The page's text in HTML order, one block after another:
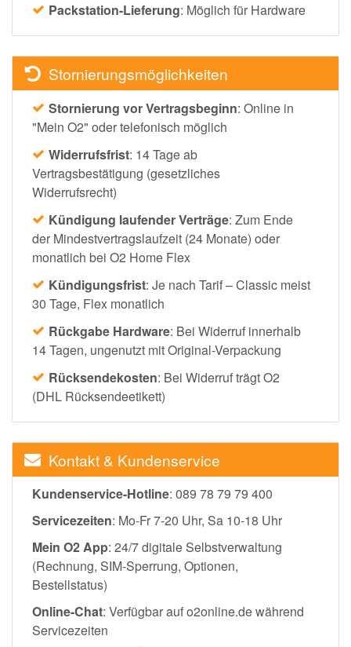
Packstation-Lieferung: Möglich für Hardware
Stornierungsmöglichkeiten
Stornierung vor Vertragsbeginn: Online in
"Mein O2" oder telefonisch möglich
Widerrufsfrist: 14 Tage ab
Vertragsbestätigung (gesetzliches
Widerrufsrecht)
Kündigung laufender Verträge: Zum Ende
der Mindestvertragslaufzeit (24 Monate) oder
monatlich bei O2 Home Flex
Kündigungsfrist: Je nach Tarif – Classic meist
30 Tage, Flex monatlich
Rückgabe Hardware: Bei Widerruf innerhalb
14 Tagen, ungenutzt mit Original-Verpackung
Rücksendekosten: Bei Widerruf trägt O2
(DHL Rücksendeetikett)
Kontakt & Kundenservice
Kundenservice-Hotline: 089 78 79 79 400
Servicezeiten: Mo-Fr 7-20 Uhr, Sa 10-18 Uhr
Mein O2 App: 24/7 digitale Selbstverwaltung
(Rechnung, SIM-Sperrung, Optionen,
Bestellstatus)
Online-Chat: Verfügbar auf o2online.de während
Servicezeiten